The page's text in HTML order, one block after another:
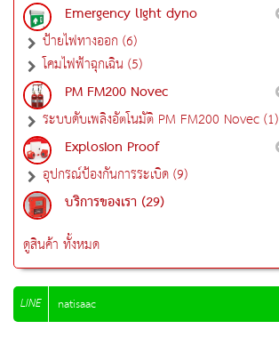
Emergency light dyno
ป้ายไฟทางออก (6)
โคมไฟฟ้าฉุกเฉิน (5)
PM FM200 Novec
ระบบดับเพลิงอัตโนมัติ PM FM200 Novec (1)
Explosion Proof
อุปกรณ์ป้องกันการระเบิด (9)
บริการของเรา (29)
ดูสินค้า ทั้งหมด
LINE natisaac